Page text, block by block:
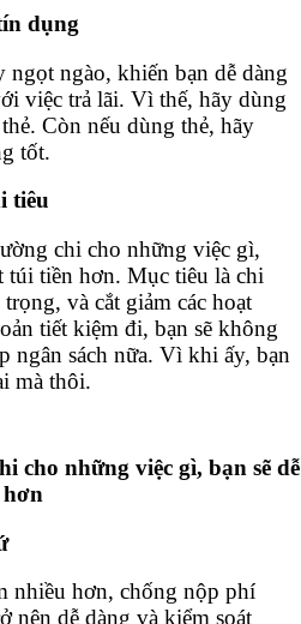
dụng
ngọt ngào, khiến bạn dễ dàng
việc trả lãi. Vì thế, hãy dùng
Còn nếu dùng thẻ, hãy
tốt.
tiêu
chi cho những việc gì,
túi tiền hơn. Mục tiêu là chi
và cắt giảm các hoạt
tiết kiệm đi, bạn sẽ không
ngân sách nữa. Vì khi ấy, bạn
mà thôi.
cho những việc gì, bạn sẽ dễ
nhiều hơn, chống nộp phí
nên dễ dàng và kiểm soát